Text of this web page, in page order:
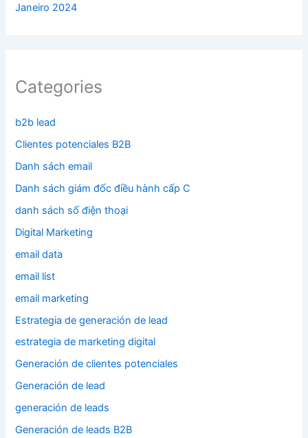
Janeiro 2024
Categories
b2b lead
Clientes potenciales B2B
Danh sách email
Danh sách giám đốc điều hành cấp C
danh sách số điện thoại
Digital Marketing
email data
email list
email marketing
Estrategia de generación de lead
estrategia de marketing digital
Generación de clientes potenciales
Generación de lead
generación de leads
Generación de leads B2B